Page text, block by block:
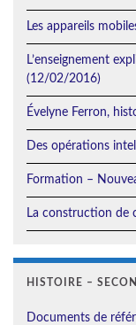
Les appareils
L’enseignement
(12/02/2016)
Évelyne Ferron,
Des opérations
Formation –
La construction de
HISTOIRE –
Documents de